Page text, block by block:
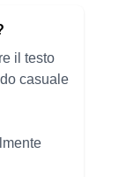
il testo
casuale